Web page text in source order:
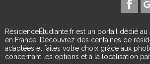
RésidenceÉtudiante.fr est un portail dédié
en France. Découvrez des centaines de
adaptées et faites votre choix grâce aux
concernant les options et à la localisation